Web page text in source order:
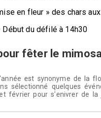
en fleur » des chars
du défilé à 14h30
fêter le
est synonyme de la
sélectionné quelques
février pour s'enivrer de la